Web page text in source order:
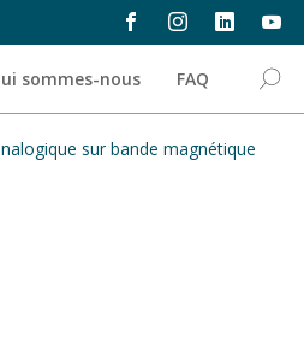
sommes-nous FAQ
sur bande magnétique